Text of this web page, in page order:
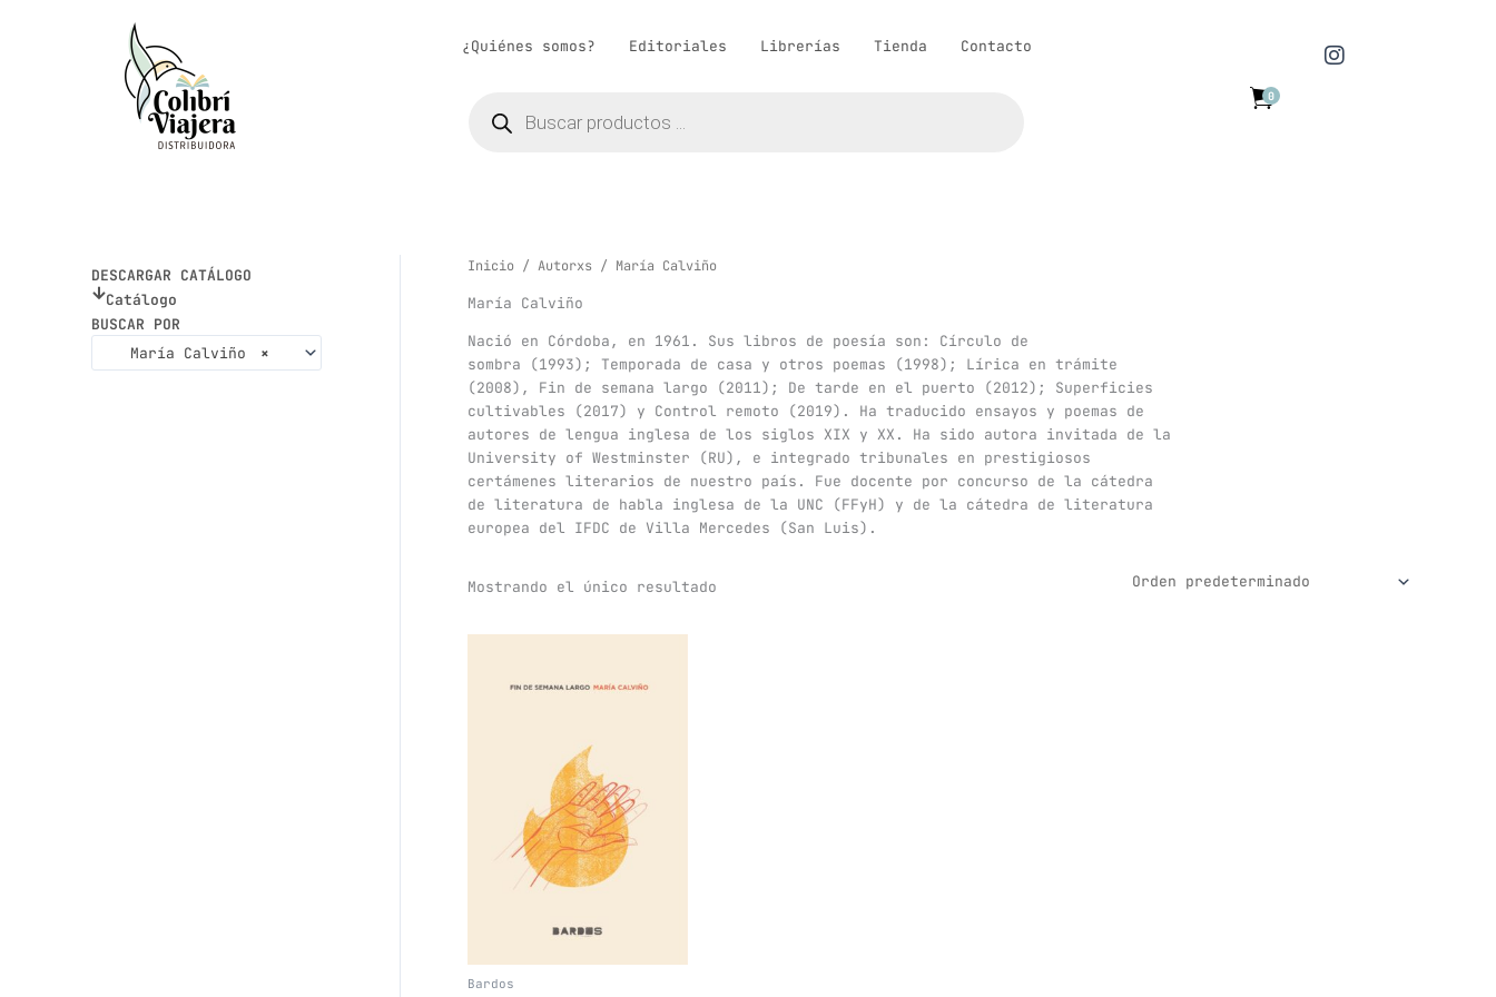
¿Quiénes somos? Editoriales Librerías Tienda Contacto
productos
0
I
n
DESCARGAR CATÁLOGO
Catálogo
BUSCAR POR
×
María Calviño
Inicio / Autorxs / María Calviño
María Calviño
Nació en Córdoba, en 1961. Sus libros de poesía son: Círculo de
sombra (1993); Temporada de casa y otros poemas (1998); Lírica en trámite
(2008), Fin de semana largo (2011); De tarde en el puerto (2012); Superficies
cultivables (2017) y Control remoto (2019). Ha traducido ensayos y poemas de
autores de lengua inglesa de los siglos XIX y XX. Ha sido autora invitada de la
University of Westminster (RU), e integrado tribunales en prestigiosos
certámenes literarios de nuestro país. Fue docente por concurso de la cátedra
de literatura de habla inglesa de la UNC (FFyH) y de la cátedra de literatura
europea del IFDC de Villa Mercedes (San Luis).
Mostrando el único resultado
Bardos